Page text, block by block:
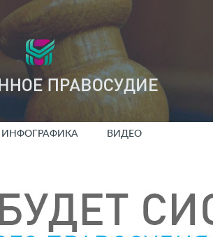
ИНФОГРАФИКА ВИДЕО